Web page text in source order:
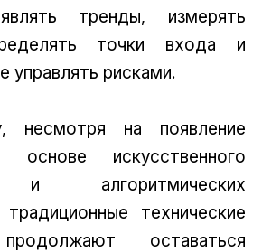
тренды, измерять
точки входа и
управлять рисками.
на появление
основе искусственного
и алгоритмических
технические
оставаться